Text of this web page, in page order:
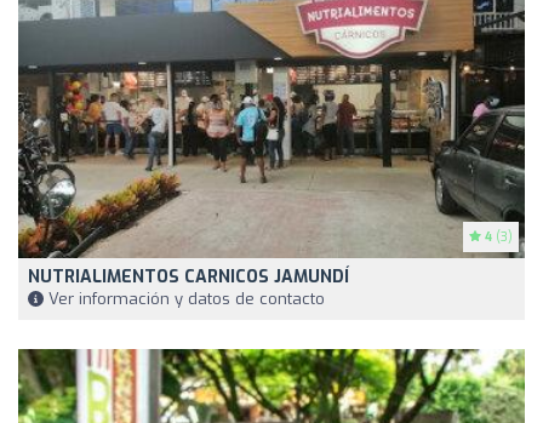
4 (3)
NUTRIALIMENTOS CARNICOS JAMUNDÍ
Ver información y datos de contacto